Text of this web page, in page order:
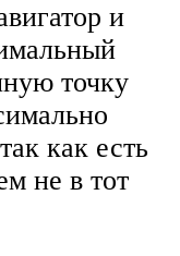
и
точку
как есть
не в тот